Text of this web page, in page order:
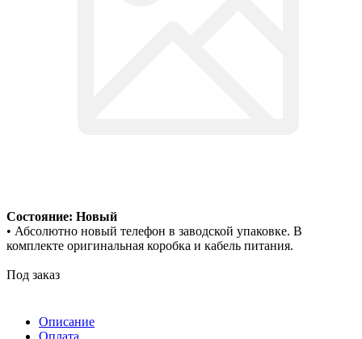
Состояние: Новый
• Абсолютно новый телефон в заводской упаковке. В
комплекте оригинальная коробка и кабель питания.
Под заказ
Описание
Оплата